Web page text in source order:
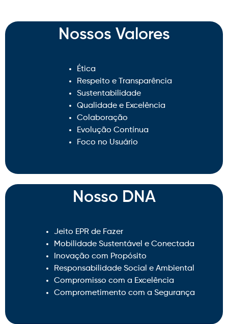
Nossos Valores​
Ética
Respeito e Transparência
Sustentabilidade
Qualidade e Excelência
Colaboração
Evolução Contínua
Foco no Usuário
Nosso DNA​
Jeito EPR de Fazer
Mobilidade Sustentável e Conectada
Inovação com Propósito
Responsabilidade Social e Ambiental
Compromisso com a Excelência
Comprometimento com a Segurança